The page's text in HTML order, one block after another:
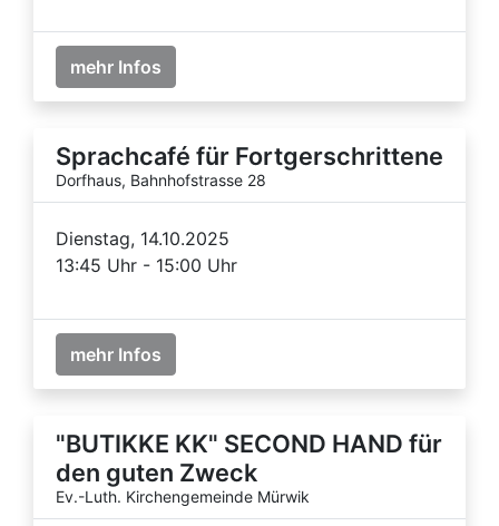
mehr Infos
Sprachcafé für Fortgerschrittene
Dorfhaus, Bahnhofstrasse 28
Dienstag, 14.10.2025
13:45 Uhr - 15:00 Uhr
mehr Infos
"BUTIKKE KK" SECOND HAND für
den guten Zweck
Ev.-Luth. Kirchengemeinde Mürwik